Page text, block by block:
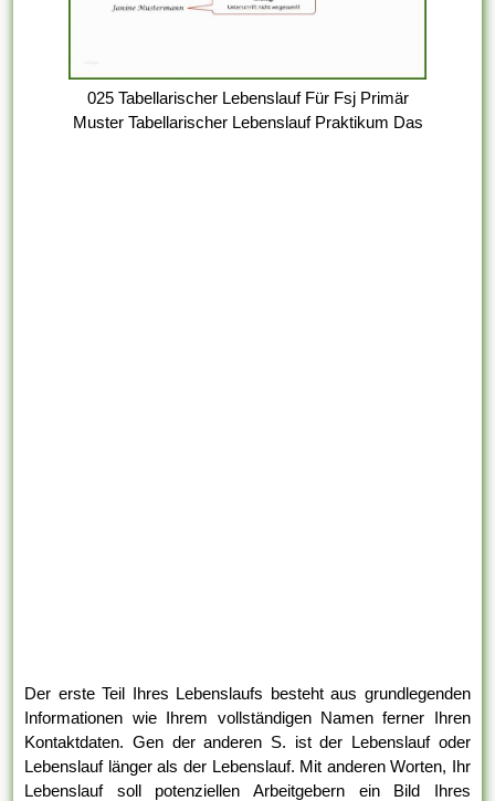
025 Tabellarischer Lebenslauf Für Fsj Primär
Muster Tabellarischer Lebenslauf Praktikum Das
Der erste Teil Ihres Lebenslaufs besteht aus grundlegenden
Informationen wie Ihrem vollständigen Namen ferner Ihren
Kontaktdaten. Gen der anderen S. ist der Lebenslauf oder
Lebenslauf länger als der Lebenslauf. Mit anderen Worten, Ihr
Lebenslauf soll potenziellen Arbeitgebern ein Bild Ihres